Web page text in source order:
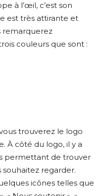
à l’œil, c’est son
est très attirante et
remarquerez
couleurs que sont :
trouverez le logo
À côté du logo, il y a
permettant de trouver
regarder.
icônes telles que